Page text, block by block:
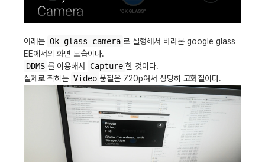
아래는 Ok glass camera 로 실행해서 바라본 google glass
EE에서의 화면 모습이다.
DDMS 를 이용해서 Capture 한 것이다.
실제로 찍히는 Video 품질은 720p여서 상당히 고화질이다.